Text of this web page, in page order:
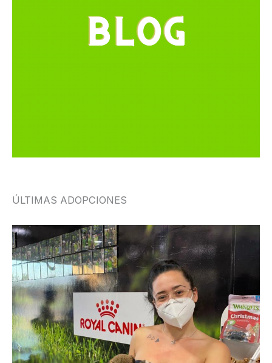
ÚLTIMAS ADOPCIONES